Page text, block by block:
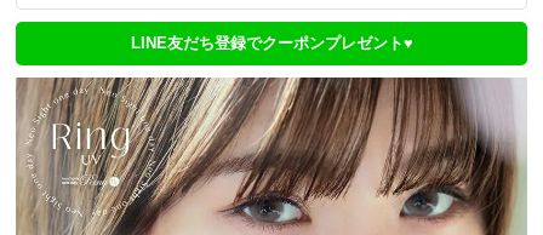
LINE友だち登録でクーポンプレゼント♥